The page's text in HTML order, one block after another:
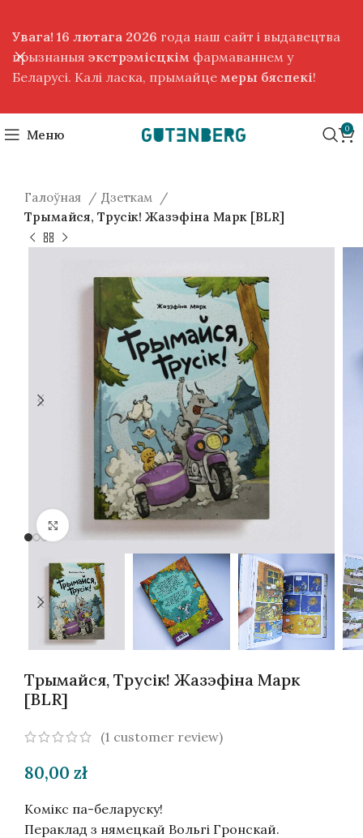
Меню 0
Галоўная
Дзеткам
Трымайся, Трусік! Жазэфіна Марк [BLR]
Націсніце, каб павялічыць
Трымайся, Трусік! Жазэфіна Марк
[BLR]
(1 customer review)
80,00 zł
Комікс па-беларуску!
Пераклад з нямецкай Вольгі Гронскай.
Увага! 16 лютага 2026 года наш сайт і выдавецтва
прызнаныя экстрэмісцкім фармаваннем у
Беларусі. Калі ласка, прымайце меры бяспекі!